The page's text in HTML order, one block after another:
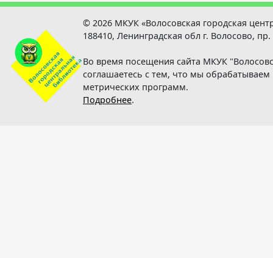
© 2026 МКУК «Волосовская городская
188410, Ленинградская обл г. Волосово,
Во время посещения сайта МКУК
соглашаетесь с тем, что мы
метрических программ.
Подробнее.